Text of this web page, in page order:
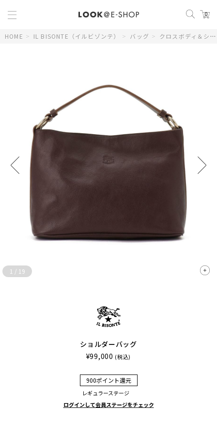
0
HOME > IL BISONTE（イルビゾンテ） > バッグ > クロスボディ＆ショルダーバッグ
1 / 19
ショルダーバッグ
¥99,000 (税込)
900ポイント還元
レギュラーステージ
ログインして会員ステージをチェック